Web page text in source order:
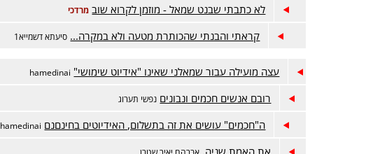
לא כתבתי שבנט שמאל - מוזמן לקרוא שוב מרדכי
קראתי והבנתי שהכותרת מטעה ולא במקרה... סיעתא דשמייא1
עצה מועילה עבור שמאלני שאינו "אידיוט שימושי" hamedinai
רובם אנשים חכמים ונבונים נפשי תערוג
ה"חכמים" עושים את זה בתשלום, האידיוטים בחינםנם hamedinai
את האמת שניה,